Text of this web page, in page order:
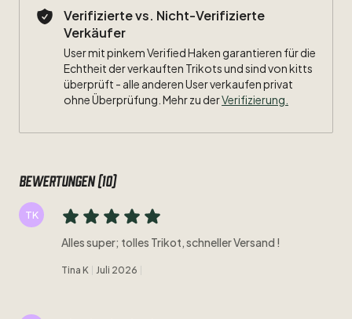
Verifizierte vs. Nicht-Verifizierte
Verkäufer
User mit pinkem Verified Haken garantieren für die
Echtheit der verkauften Trikots und sind von kitts
überprüft - alle anderen User verkaufen privat
ohne Überprüfung. Mehr zu derVerifizierung.
Bewertungen (10)
TK
Alles super; tolles Trikot, schneller Versand !
Tina K Juli 2026